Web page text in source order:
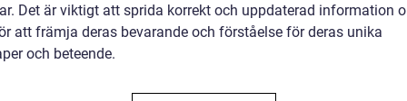
Det är viktigt att sprida korrekt och uppdaterad information
att främja deras bevarande och förståelse för deras unika
och beteende.